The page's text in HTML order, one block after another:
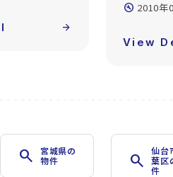
search
宮城県の
物件
search
仙台
葉区
件